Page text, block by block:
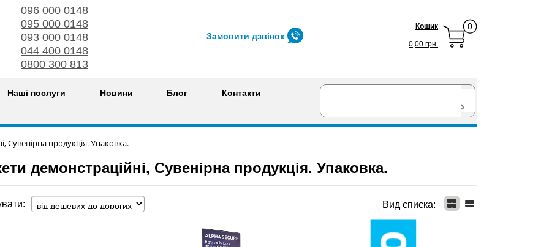
096 000 0148
095 000 0148
093 000 0148
044 400 0148
0800 300 813
Замовити дзвінок
Кошик
0,00 грн.
0
Наші послуги Новини Блог Контакти
Сувенірна продукція. Упаковка.
демонстраційні, Сувенірна продукція. Упаковка.
Вид списка: